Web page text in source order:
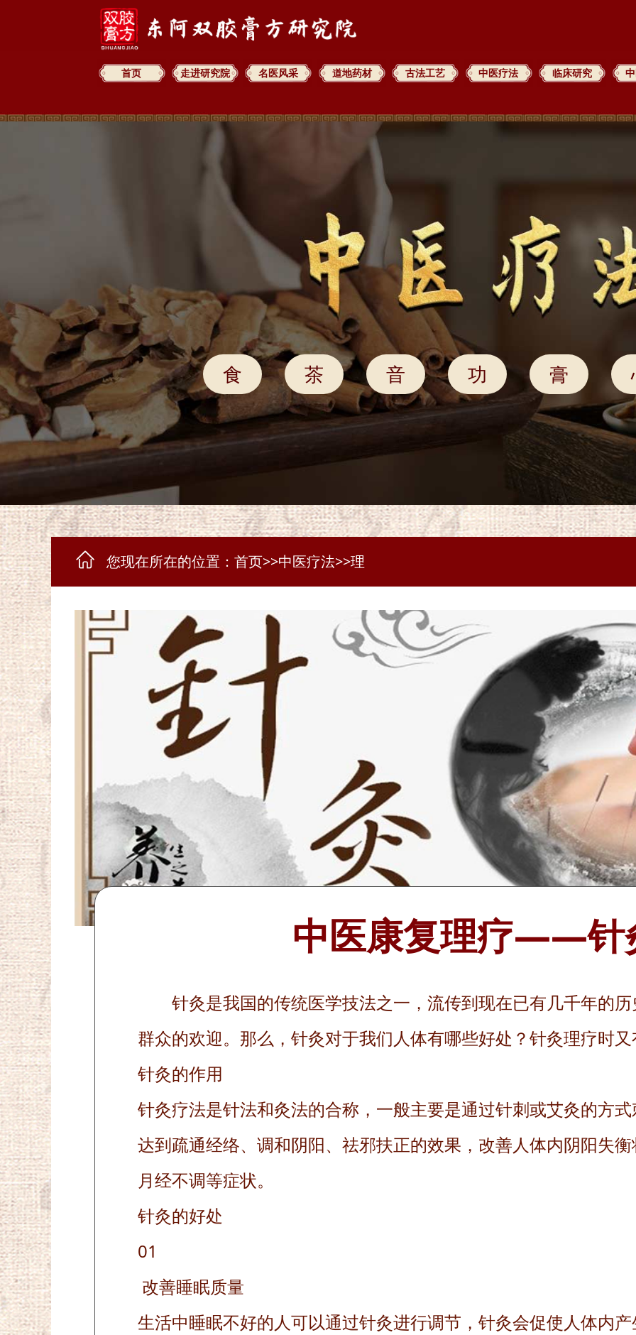
首页 走进研究院 名医风采 道地药材 古法工艺 中医疗法 临床研究
食 茶 音 功 膏
您现在所在的位置： 首页>>中医疗法>>理
中医康复理疗——针
针灸是我国的传统医学技法之一，流传到现在已有几千年的
群众的欢迎。那么，针灸对于我们人体有哪些好处？针灸理疗时
针灸的作用
针灸疗法是针法和灸法的合称，一般主要是通过针刺或艾灸的方
达到疏通经络、调和阴阳、祛邪扶正的效果，改善人体内阴阳失
月经不调等症状。
针灸的好处
01
改善睡眠质量
生活中睡眠不好的人可以通过针灸进行调节，针灸会促使人体内